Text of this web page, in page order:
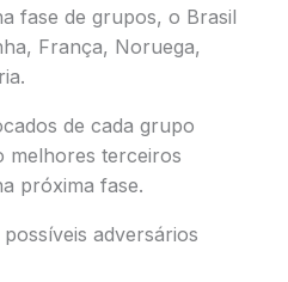
fase de grupos, o Brasil
França, Noruega,
de cada grupo
melhores terceiros
próxima fase.
adversários